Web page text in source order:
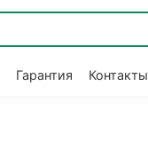
Гарантия Контакты